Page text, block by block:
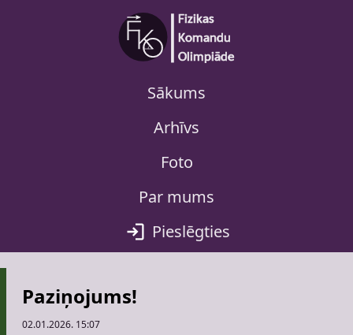
Sākums
Arhīvs
Foto
Par mums
Pieslēgties
Paziņojums!
02.01.2026. 15:07